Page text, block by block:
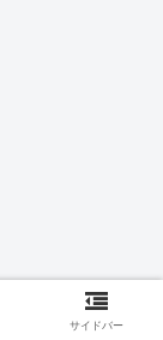
サイドバー